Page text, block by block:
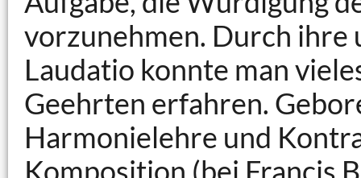
vorzunehmen. Durch ihre
Laudatio konnte man
Geehrten erfahren.
Harmonielehre und